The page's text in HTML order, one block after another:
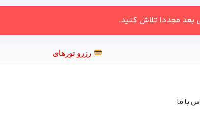
بعد مجددا تلاش کنید.
رزرو تو
با ما